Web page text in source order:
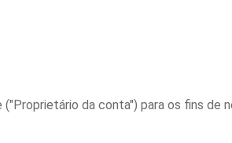
da conta") para os fins de